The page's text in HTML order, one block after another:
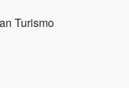
Turismo